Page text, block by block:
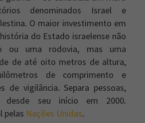
denominados Israel e
O maior investimento em
do Estado israelense não
ou uma rodovia, mas uma
de até oito metros de altura,
de comprimento e
de vigilância. Separa pessoas,
desde seu início em 2000.
pelas Nações Unidas.